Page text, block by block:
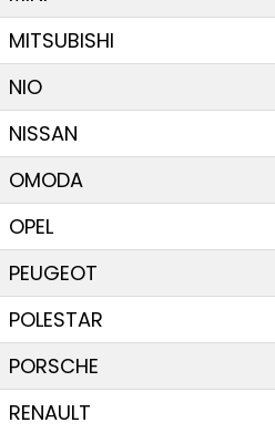
MITSUBISHI
NIO
NISSAN
OMODA
OPEL
PEUGEOT
POLESTAR
PORSCHE
RENAULT